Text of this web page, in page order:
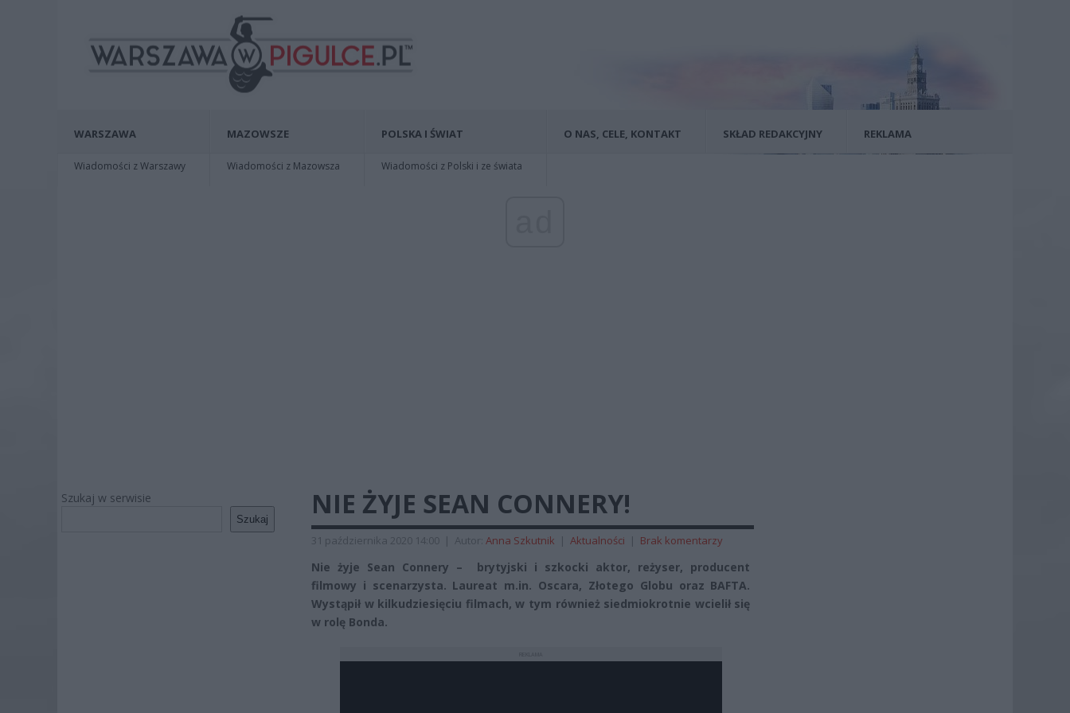
WARSZAWA
Wiadomości z Warszawy
MAZOWSZE
Wiadomości z Mazowsza
POLSKA I ŚWIAT
Wiadomości z Polski i ze świata
O NAS, CELE, KONTAKT SKŁAD REDAKCYJNY REKLAMA
Szukaj w serwisie
Szukaj NIE ŻYJE SEAN CONNERY!
31 października 2020 14:00 | Autor: Anna Szkutnik | Aktualności | Brak komentarzy
Nie żyje Sean Connery – brytyjski i szkocki aktor, reżyser, producent
filmowy i scenarzysta. Laureat m.in. Oscara, Złotego Globu oraz BAFTA.
Wystąpił w kilkudziesięciu filmach, w tym również siedmiokrotnie wcielił się
w rolę Bonda.